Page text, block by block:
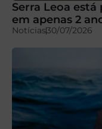
Serra Leoa
em apenas 2
Notícias30/07/2026